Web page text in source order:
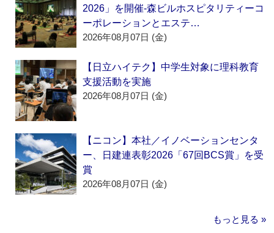
2026」を開催‐森ビルホスピタリティーコ
ーポレーションとエステ…
2026年08月07日 (金)
【日立ハイテク】中学生対象に理科教育
支援活動を実施
2026年08月07日 (金)
【ニコン】本社／イノベーションセンタ
ー、日建連表彰2026「67回BCS賞」を受
賞
2026年08月07日 (金)
もっと見る »